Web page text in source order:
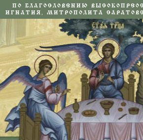
ПО БЛАГОСЛОВЕНИЮ
ИГНАТИЯ, МИТРОПОЛИТА